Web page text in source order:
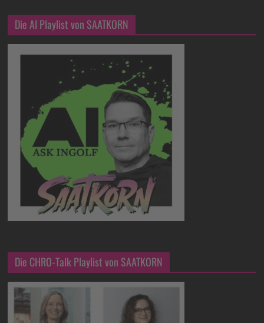
Die AI Playlist von SAATKORN
Die CHRO-Talk Playlist von SAATKORN